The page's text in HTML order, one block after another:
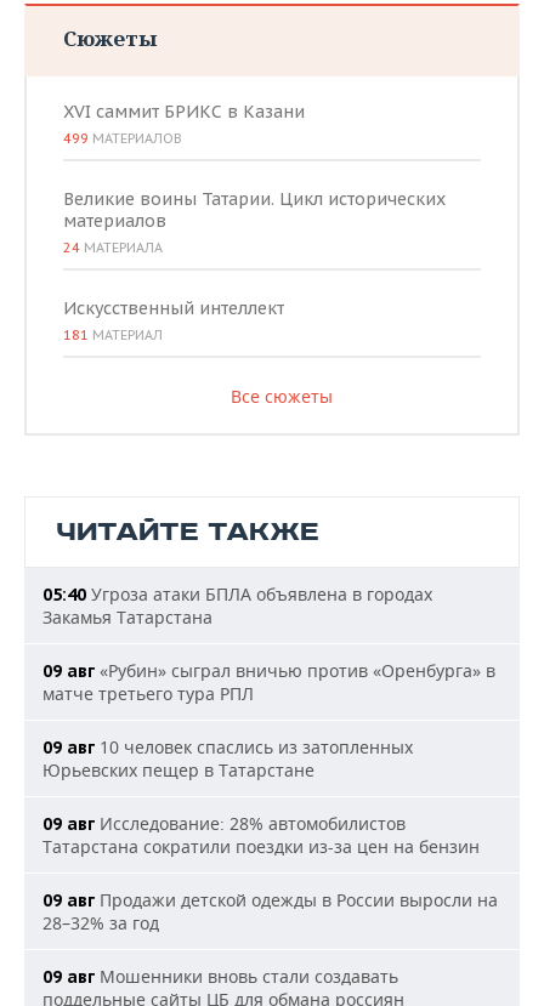
Сюжеты
XVI саммит БРИКС в Казани
499 МАТЕРИАЛОВ
Великие воины Татарии. Цикл исторических
материалов
24 МАТЕРИАЛА
Искусственный интеллект
181 МАТЕРИАЛ
Все сюжеты
ЧИТАЙТЕ ТАКЖЕ
05:40 Угроза атаки БПЛА объявлена в городах
Закамья Татарстана
09 авг «Рубин» сыграл вничью против «Оренбурга» в
матче третьего тура РПЛ
09 авг 10 человек спаслись из затопленных
Юрьевских пещер в Татарстане
09 авг Исследование: 28% автомобилистов
Татарстана сократили поездки из-за цен на бензин
09 авг Продажи детской одежды в России выросли на
28–32% за год
09 авг Мошенники вновь стали создавать
поддельные сайты ЦБ для обмана россиян